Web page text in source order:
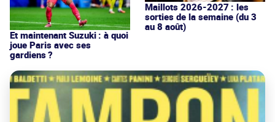
Et maintenant Suzuki : à quoi
joue Paris avec ses
gardiens ?
Maillots 2026-2027 : les
sorties de la semaine (du 3
au 8 août)